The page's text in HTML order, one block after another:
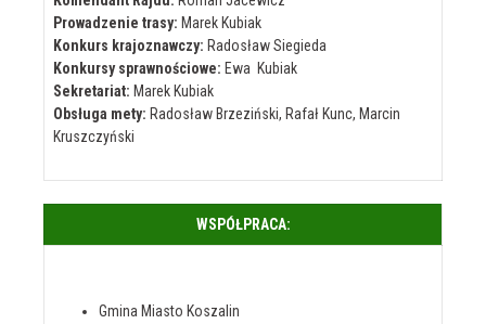
Prowadzenie trasy: Marek Kubiak
Konkurs krajoznawczy: Radosław Siegieda
Konkursy sprawnościowe: Ewa Kubiak
Sekretariat: Marek Kubiak
Obsługa mety: Radosław Brzeziński, Rafał Kunc, Marcin
Kruszczyński
WSPÓŁPRACA:
Gmina Miasto Koszalin